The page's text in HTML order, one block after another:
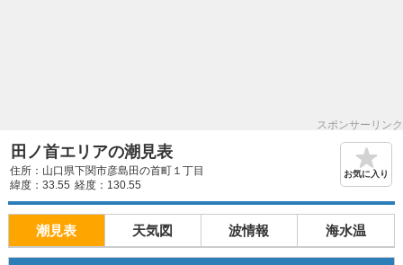
スポンサーリンク
田ノ首エリアの潮見表
住所：山口県下関市彦島田の首町１丁目
緯度：33.55 経度：130.55
お気に入り
潮見表 天気図 波情報 海水温